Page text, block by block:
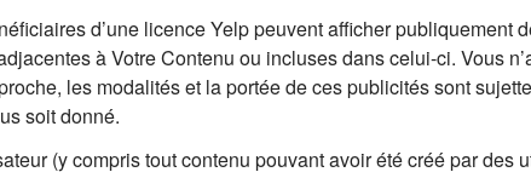
d’une licence Yelp peuvent afficher publiquement
à Votre Contenu ou incluses dans celui-ci. Vous
les modalités et la portée de ces publicités sont
soit donné.
(y compris tout contenu pouvant avoir été créé par des